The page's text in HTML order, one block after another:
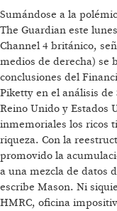
Sumándose a la
The Guardian este
Channel 4 británico,
medios de derecha) se
conclusiones del
Piketty en el análisis
Reino Unido y Estados
inmemoriales los ricos
riqueza. Con la
promovido la
a una mezcla de datos
escribe Mason. Ni
HMRC, oficina